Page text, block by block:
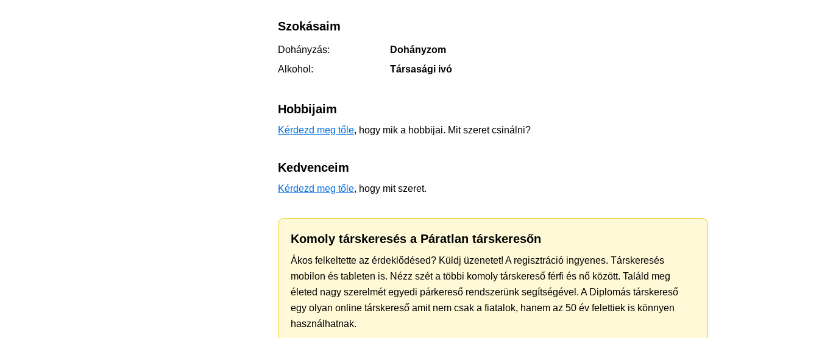
Szokásaim
Dohányzás:
Dohányzom
Alkohol:
Társasági ivó
Hobbijaim
Kérdezd meg tőle, hogy mik a hobbijai. Mit szeret csinálni?
Kedvenceim
Kérdezd meg tőle, hogy mit szeret.
Komoly társkeresés a Páratlan társkeresőn
Ákos felkeltette az érdeklődésed? Küldj üzenetet! A regisztráció ingyenes. Társkeresés
mobilon és tableten is. Nézz szét a többi komoly társkereső férfi és nő között. Találd meg
életed nagy szerelmét egyedi párkereső rendszerünk segítségével. A Diplomás társkereső
egy olyan online társkereső amit nem csak a fiatalok, hanem az 50 év felettiek is könnyen
használhatnak.